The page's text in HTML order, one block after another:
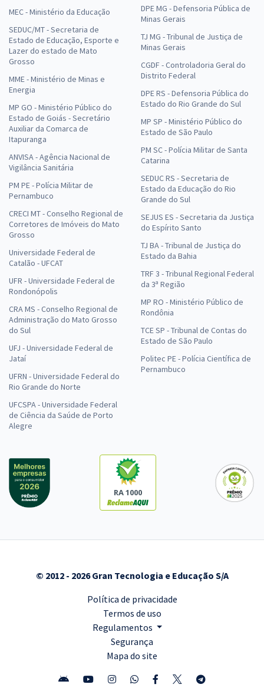
MEC - Ministério da Educação
SEDUC/MT - Secretaria de
Estado de Educação, Esporte e
Lazer do estado de Mato
Grosso
MME - Ministério de Minas e
Energia
MP GO - Ministério Público do
Estado de Goiás - Secretário
Auxiliar da Comarca de
Itapuranga
ANVISA - Agência Nacional de
Vigilância Sanitária
PM PE - Polícia Militar de
Pernambuco
CRECI MT - Conselho Regional de
Corretores de Imóveis do Mato
Grosso
Universidade Federal de
Catalão - UFCAT
UFR - Universidade Federal de
Rondonópolis
CRA MS - Conselho Regional de
Administração do Mato Grosso
do Sul
UFJ - Universidade Federal de
Jataí
UFRN - Universidade Federal do
Rio Grande do Norte
UFCSPA - Universidade Federal
de Ciência da Saúde de Porto
Alegre
DPE MG - Defensoria Pública de
Minas Gerais
TJ MG - Tribunal de Justiça de
Minas Gerais
CGDF - Controladoria Geral do
Distrito Federal
DPE RS - Defensoria Pública do
Estado do Rio Grande do Sul
MP SP - Ministério Público do
Estado de São Paulo
PM SC - Polícia Militar de Santa
Catarina
SEDUC RS - Secretaria de
Estado da Educação do Rio
Grande do Sul
SEJUS ES - Secretaria da Justiça
do Espírito Santo
TJ BA - Tribunal de Justiça do
Estado da Bahia
TRF 3 - Tribunal Regional Federal
da 3ª Região
MP RO - Ministério Público de
Rondônia
TCE SP - Tribunal de Contas do
Estado de São Paulo
Politec PE - Polícia Científica de
Pernambuco
RA 1000
© 2012 - 2026 Gran Tecnologia e Educação S/A
Política de privacidade
Termos de uso
Regulamentos
Segurança
Mapa do site